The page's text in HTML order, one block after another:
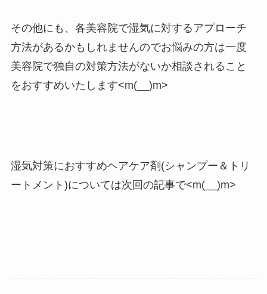
その他にも、各美容院で湿気に対するアプローチ
方法があるかもしれませんのでお悩みの方は一度
美容院で独自の対策方法がないか相談されること
をおすすめいたします<m(__)m>
湿気対策におすすめヘアケア剤(シャンプー＆トリ
ートメント)については次回の記事で<m(__)m>